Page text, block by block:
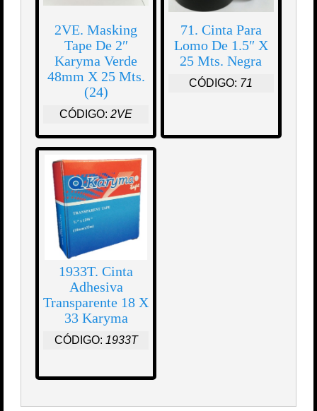
2VE. Masking
Tape De 2″
Karyma Verde
48mm X 25 Mts.
(24)
CÓDIGO: 2VE
71. Cinta Para
Lomo De 1.5″ X
25 Mts. Negra
CÓDIGO: 71
1933T. Cinta
Adhesiva
Transparente 18 X
33 Karyma
CÓDIGO: 1933T